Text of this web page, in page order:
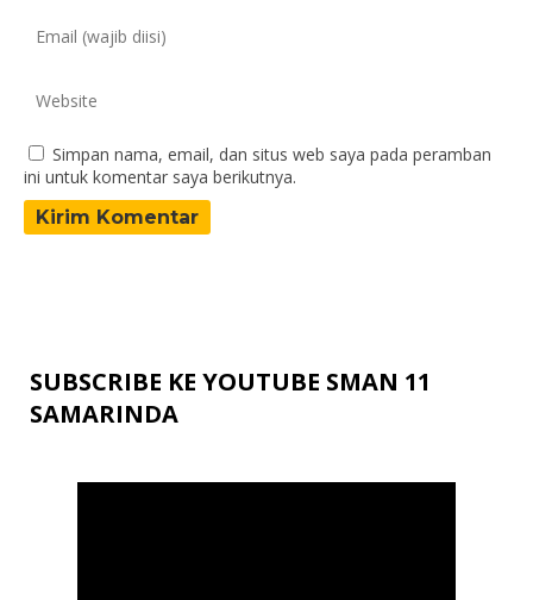
Simpan nama, email, dan situs web saya pada peramban
ini untuk komentar saya berikutnya.
SUBSCRIBE KE YOUTUBE SMAN 11
SAMARINDA